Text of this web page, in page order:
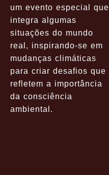
um evento especial que
integra algumas
situações do mundo
real, inspirando-se em
mudanças climáticas
para criar desafios que
refletem a importância
da consciência
ambiental.